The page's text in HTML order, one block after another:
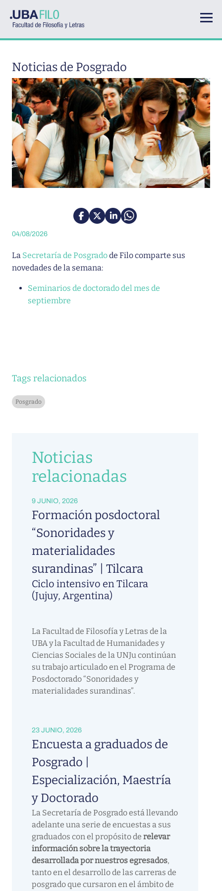
Noticias de Posgrado
04/08/2026
La Secretaría de Posgradode Filo comparte sus
novedades de la semana:
Seminarios de doctorado del mes de
septiembre
Tags relacionados
Posgrado
Noticias
relacionadas
9 JUNIO, 2026
Formación posdoctoral
“Sonoridades y
materialidades
surandinas” | Tilcara
Ciclo intensivo en Tilcara
(Jujuy, Argentina)
La Facultad de Filosofía y Letras de la
UBA y la Facultad de Humanidades y
Ciencias Sociales de la UNJu continúan
su trabajo articulado en el Programa de
Posdoctorado “Sonoridades y
materialidades surandinas”.
23 JUNIO, 2026
Encuesta a graduados de
Posgrado |
Especialización, Maestría
y Doctorado
La Secretaría de Posgrado está llevando
adelante una serie de encuestas a sus
graduados con el propósito de relevar
información sobre la trayectoria
desarrollada por nuestros egresados,
tanto en el desarrollo de las carreras de
posgrado que cursaron en el ámbito de